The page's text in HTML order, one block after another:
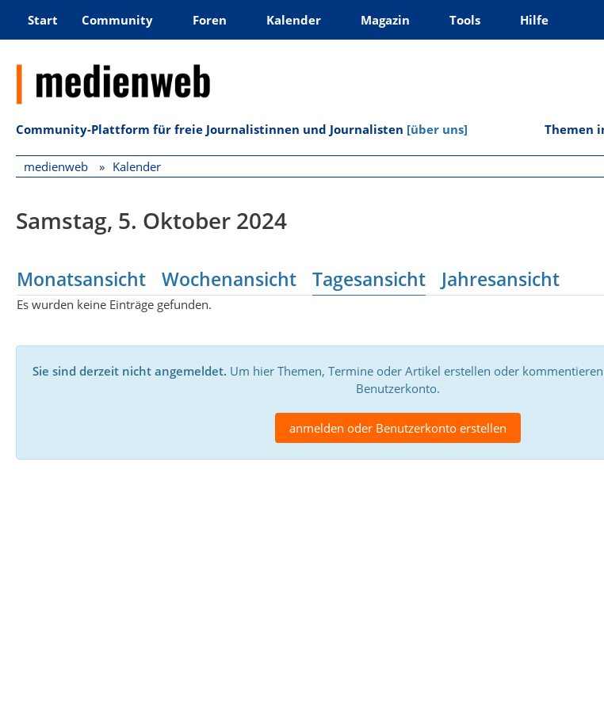
Start Community Foren Kalender Magazin Tools Hilfe
Community-Plattform für freie Journalistinnen und Journalisten [über uns] Themen
medienweb Kalender
Samstag, 5. Oktober 2024
Monatsansicht Wochenansicht Tagesansicht Jahresansicht
Es wurden keine Einträge gefunden.
Sie sind derzeit nicht angemeldet. Um hier Themen, Termine oder Artikel erstellen oder
Benutzerkonto.
anmelden oder Benutzerkonto erstellen